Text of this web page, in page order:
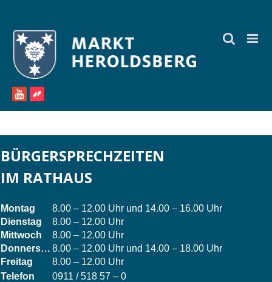
springen
BÜRGERSPRECHZEITEN
IM RATHAUS
Montag
8.00 – 12.00 Uhr und 14.00 – 16.00 Uhr
Dienstag
8.00 – 12.00 Uhr
Mittwoch
8.00 – 12.00 Uhr
Donnerstag 8.00 – 12.00 Uhr und 14.00 – 18.00 Uhr
Freitag
8.00 – 12.00 Uhr
Telefon
0911 / 518 57 – 0